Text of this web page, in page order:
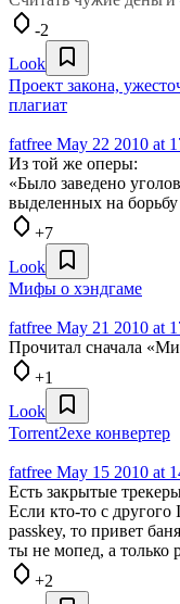
-2
Look
Проект закона,
плагиат
fatfree May 22 2010 at
Из той же оперы:
«Было заведено
выделенных на
+7
Look
Мифы о хэндгаме
fatfree May 21 2010 at
Прочитал сначала
+1
Look
Torrent2exe конвертер
fatfree May 15 2010 at
Есть закрытые
Если кто-то с другого
passkey, то привет
ты не мопед, а только
+2